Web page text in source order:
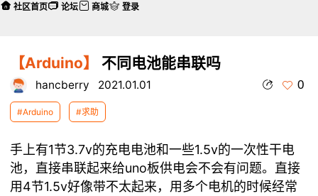
【Arduino】 不同电池能串联吗
hancberry 2021.01.01 0
#Arduino #求助
手上有1节3.7v的充电电池和一些1.5v的一次性干电
池，直接串联起来给uno板供电会不会有问题。直接
用4节1.5v好像带不太起来，用多个电机的时候经常
社区首页 论坛 商城 登录